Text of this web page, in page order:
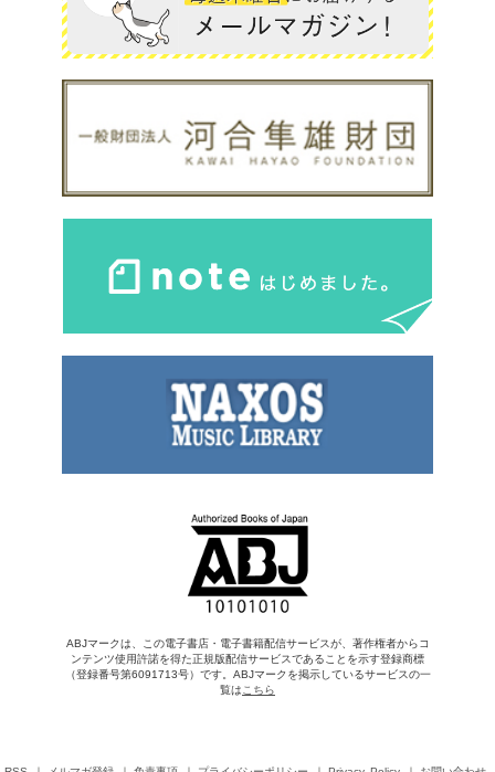
ABJマークは、この電子書店・電子書籍配信サービスが、著作権者からコ
ンテンツ使用許諾を得た正規版配信サービスであることを示す登録商標
（登録番号第6091713号）です。ABJマークを掲示しているサービスの一
覧はこちら